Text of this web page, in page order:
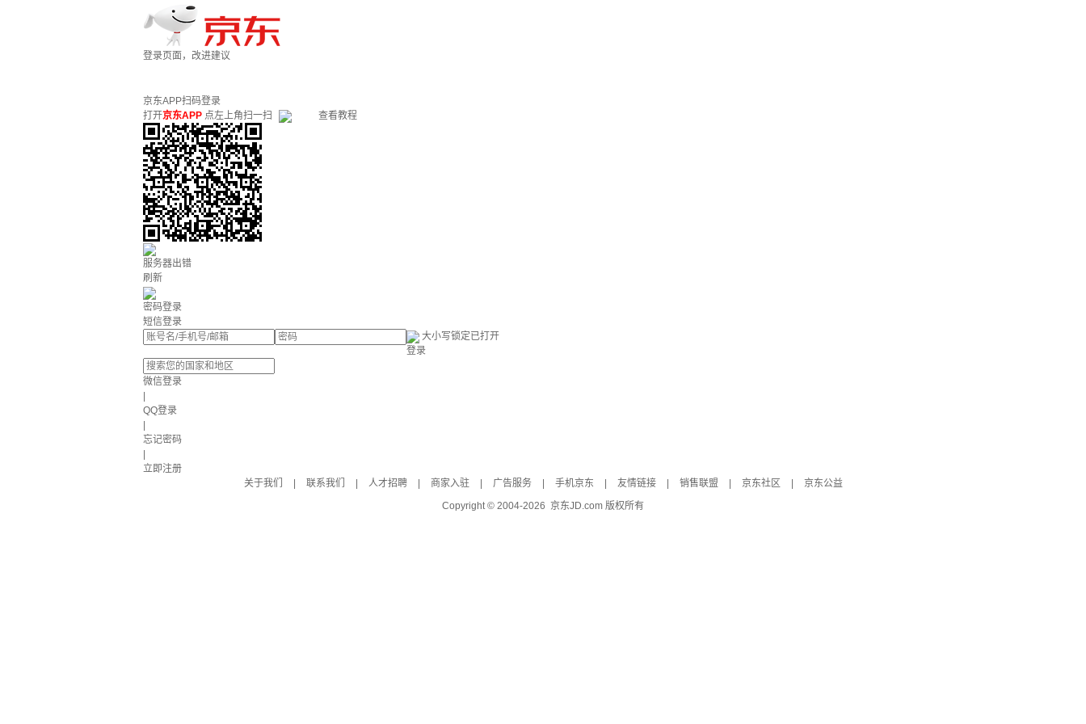
登录页面，改进建议
京东APP扫码登录
打开京东APP 点左上角扫一扫 查看教程
服务器出错
刷新
密码登录
短信登录
大小写锁定已打开
登录
微信登录
QQ登录
忘记密码
立即注册
关于我们
联系我们 人才招聘 商家入驻 广告服务 手机京东 友情链接 销售联盟 京东社区
京东公益
Copyright © 2004-2026 京东JD.com 版权所有